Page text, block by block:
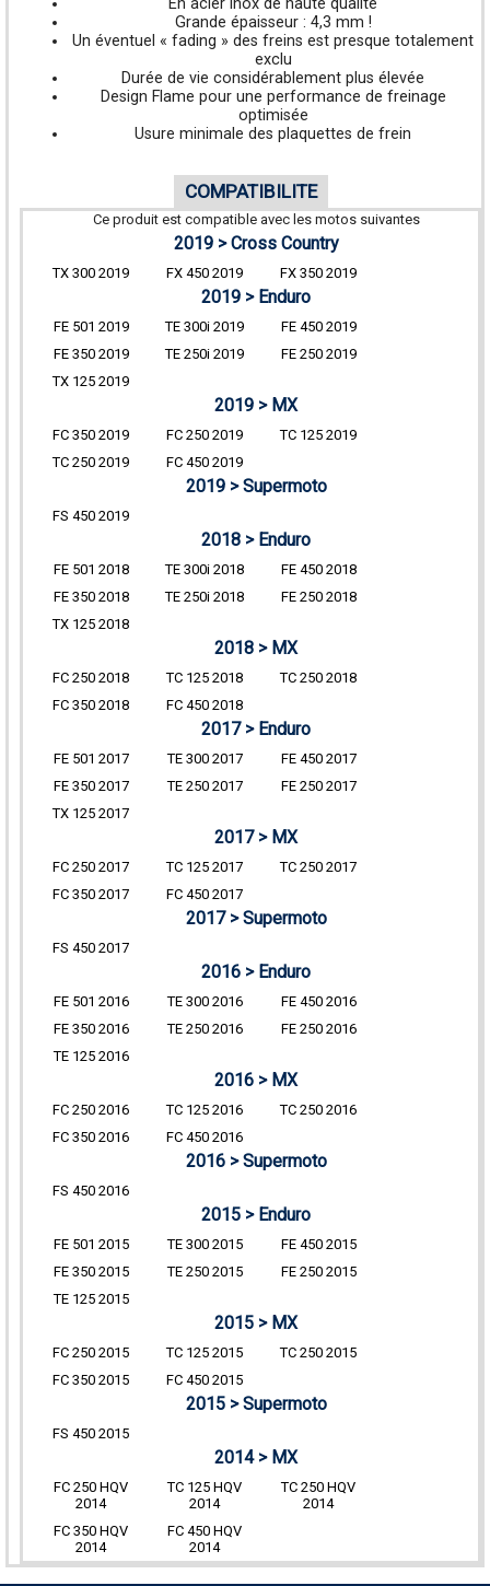
Grande épaisseur : 4,3 mm !
Un éventuel « fading » des freins est presque totalement
exclu
Durée de vie considérablement plus élevée
Design Flame pour une performance de freinage
optimisée
Usure minimale des plaquettes de frein
COMPATIBILITE
Ce produit est compatible avec les motos suivantes
2019 > Cross Country
TX 300 2019 FX 450 2019 FX 350 2019
2019 > Enduro
FE 501 2019 TE 300i 2019
FE 450 2019
FE 350 2019
TE 250i 2019
FE 250 2019
TX 125 2019
2019 > MX
FC 350 2019 FC 250 2019
TC 125 2019
TC 250 2019
FC 450 2019
2019 > Supermoto
FS 450 2019
2018 > Enduro
FE 501 2018 TE 300i 2018
FE 450 2018
FE 350 2018
TE 250i 2018
FE 250 2018
TX 125 2018
2018 > MX
FC 250 2018 TC 125 2018
TC 250 2018
FC 350 2018
FC 450 2018
2017 > Enduro
FE 501 2017 TE 300 2017
FE 450 2017
FE 350 2017
TE 250 2017
FE 250 2017
TX 125 2017
2017 > MX
FC 250 2017 TC 125 2017
TC 250 2017
FC 350 2017
FC 450 2017
2017 > Supermoto
FS 450 2017
2016 > Enduro
FE 501 2016 TE 300 2016
FE 450 2016
FE 350 2016
TE 250 2016
FE 250 2016
TE 125 2016
2016 > MX
FC 250 2016 TC 125 2016
TC 250 2016
FC 350 2016
FC 450 2016
2016 > Supermoto
FS 450 2016
2015 > Enduro
FE 501 2015 TE 300 2015
FE 450 2015
FE 350 2015
TE 250 2015
FE 250 2015
TE 125 2015
2015 > MX
FC 250 2015 TC 125 2015
TC 250 2015
FC 350 2015
FC 450 2015
2015 > Supermoto
FS 450 2015
2014 > MX
FC 250 HQV
2014
TC 125 HQV
2014
TC 250 HQV
2014
FC 350 HQV
2014
FC 450 HQV
2014